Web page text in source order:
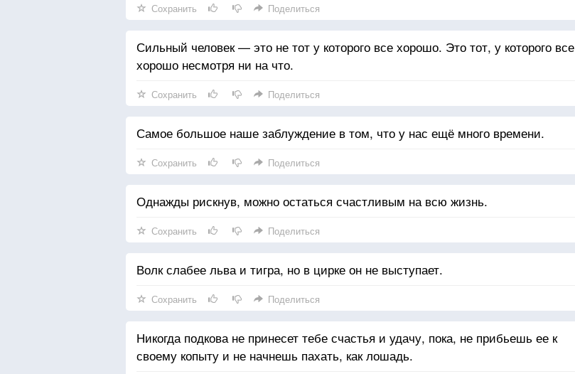
Сохранить Поделиться
Сильный человек — это не тот у которого все хорошо. Это тот, у которого все
хорошо несмотря ни на что.
Сохранить Поделиться
Самое большое наше заблуждение в том, что у нас ещё много времени.
Сохранить Поделиться
Однажды рискнув, можно остаться счастливым на всю жизнь.
Сохранить Поделиться
Волк слабее льва и тигра, но в цирке он не выступает.
Сохранить Поделиться
Никогда подкова не принесет тебе счастья и удачу, пока, не прибьешь ее к
своему копыту и не начнешь пахать, как лошадь.